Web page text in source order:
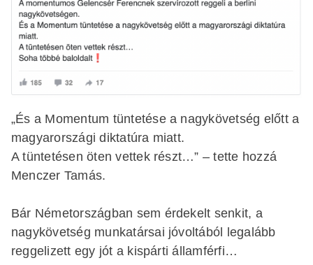
„És a Momentum tüntetése a nagykövetség előtt a
magyarországi diktatúra miatt.
A tüntetésen öten vettek részt…” – tette hozzá
Menczer Tamás.
Bár Németországban sem érdekelt senkit, a
nagykövetség munkatársai jóvoltából legalább
reggelizett egy jót a kispárti államférfi…